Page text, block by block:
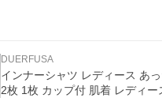
DUERFUSA
インナーシャツ レディース あ
2枚 1枚 カップ付 肌着 レディー